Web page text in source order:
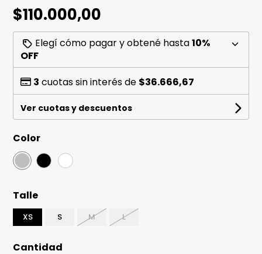
$110.000,00
Elegí cómo pagar y obtené hasta10%
OFF
3 cuotas sin interés de $36.666,67
Ver cuotas y descuentos
Color
Talle
XS S M L
Cantidad